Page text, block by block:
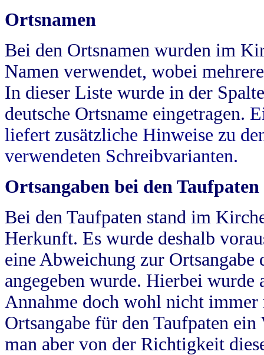
Ortsnamen
Bei den Ortsnamen wurden im
Namen verwendet, wobei
In dieser Liste wurde in der
deutsche Ortsname eingetragen.
liefert zusätzliche Hinweise zu
verwendeten Schreibvarianten.
Ortsangaben bei den Taufpaten
Bei den Taufpaten stand im
Herkunft. Es wurde deshalb
eine Abweichung zur
angegeben wurde. Hierbei wurde
Annahme doch wohl nicht
Ortsangabe für den Taufpaten
man aber von der Richtigkeit